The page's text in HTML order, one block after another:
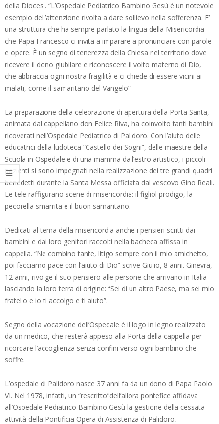
della Diocesi. “L’Ospedale Pediatrico Bambino Gesù è un notevole
esempio dell’attenzione rivolta a dare sollievo nella sofferenza. E’
una struttura che ha sempre parlato la lingua della Misericordia
che Papa Francesco ci invita a imparare a pronunciare con parole
e opere. È un segno di tenerezza della Chiesa nel territorio dove
ricevere il dono giubilare e riconoscere il volto materno di Dio,
che abbraccia ogni nostra fragilità e ci chiede di essere vicini ai
malati, come il samaritano del Vangelo”.
La preparazione della celebrazione di apertura della Porta Santa,
animata dal cappellano don Felice Riva, ha coinvolto tanti bambini
ricoverati nell’Ospedale Pediatrico di Palidoro. Con l’aiuto delle
educatrici della ludoteca “Castello dei Sogni”, delle maestre della
Scuola in Ospedale e di una mamma dall’estro artistico, i piccoli
pazienti si sono impegnati nella realizzazione dei tre grandi quadri
benedetti durante la Santa Messa officiata dal vescovo Gino Reali.
Le tele raffigurano scene di misericordia: il figliol prodigo, la
pecorella smarrita e il buon samaritano.
Dedicati al tema della misericordia anche i pensieri scritti dai
bambini e dai loro genitori raccolti nella bacheca affissa in
cappella. “Ne combino tante, litigo sempre con il mio amichetto,
poi facciamo pace con l’aiuto di Dio” scrive Giulio, 8 anni. Ginevra,
12 anni, rivolge il suo pensiero alle persone che arrivano in Italia
lasciando la loro terra di origine: “Sei di un altro Paese, ma sei mio
fratello e io ti accolgo e ti aiuto”.
Segno della vocazione dell’Ospedale è il logo in legno realizzato
da un medico, che resterà appeso alla Porta della cappella per
ricordare l’accoglienza senza confini verso ogni bambino che
soffre.
L’ospedale di Palidoro nasce 37 anni fa da un dono di Papa Paolo
VI. Nel 1978, infatti, un “rescritto”dell’allora pontefice affidava
all’Ospedale Pediatrico Bambino Gesù la gestione della cessata
attività della Pontificia Opera di Assistenza di Palidoro,